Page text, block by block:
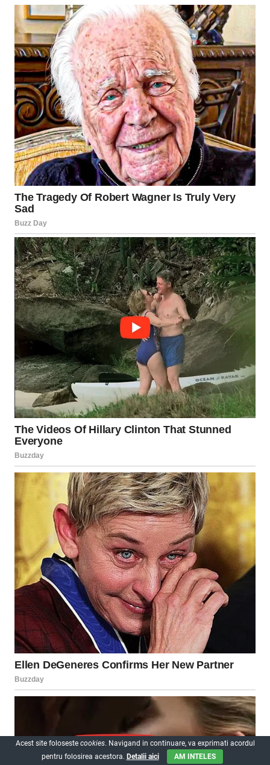
Acest site foloseste cookies. Navigand in continuare, va exprimati acordul
pentru folosirea acestora. Detalii aici AM INTELES